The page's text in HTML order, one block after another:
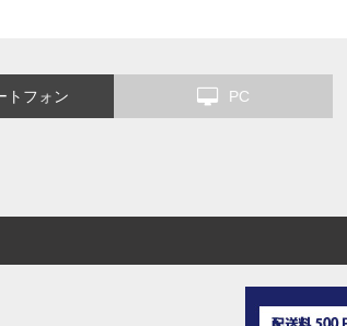
トフォン PC